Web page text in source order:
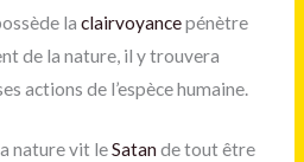
laclairvoyancepénètre
de la nature, il y trouvera
actions de l’espèce humaine.
nature vit leSatande tout être